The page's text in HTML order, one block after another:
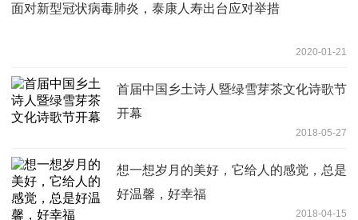
面对新型冠状病毒肺炎，泰康人寿出台应对举措
2020-01-21
首届中国乡土诗人暨绿雪芽茶文化诗歌节
开幕
2018-05-27
想一想岁月的美好，它给人的感觉，总是
好温馨，好幸福
2018-04-15